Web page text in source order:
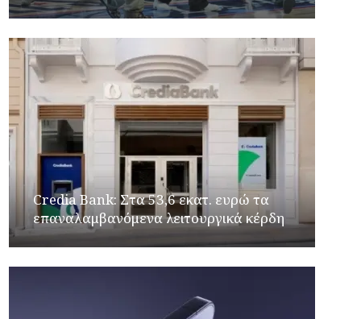
Credia Bank: Στα 53,6 εκατ. ευρώ τα
επαναλαμβανόμενα λειτουργικά κέρδη